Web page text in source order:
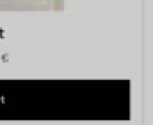
€